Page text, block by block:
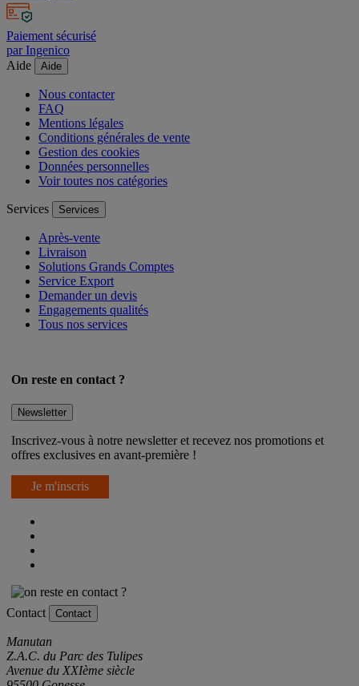
Paiement sécurisé
par Ingenico
Aide
Aide
Nous contacter
FAQ
Mentions légales
Conditions générales de vente
Gestion des cookies
Données personnelles
Voir toutes nos catégories
Services Services
Après-vente
Livraison
Solutions Grands Comptes
Service Export
Demander un devis
Engagements qualités
Tous nos services
On reste en contact ?
Newsletter
Inscrivez-vous à notre newsletter et recevez nos promotions et
offres exclusives en avant-première !
Je m'inscris
Contact Contact
Manutan
Z.A.C. du Parc des Tulipes
Avenue du XXIème siècle